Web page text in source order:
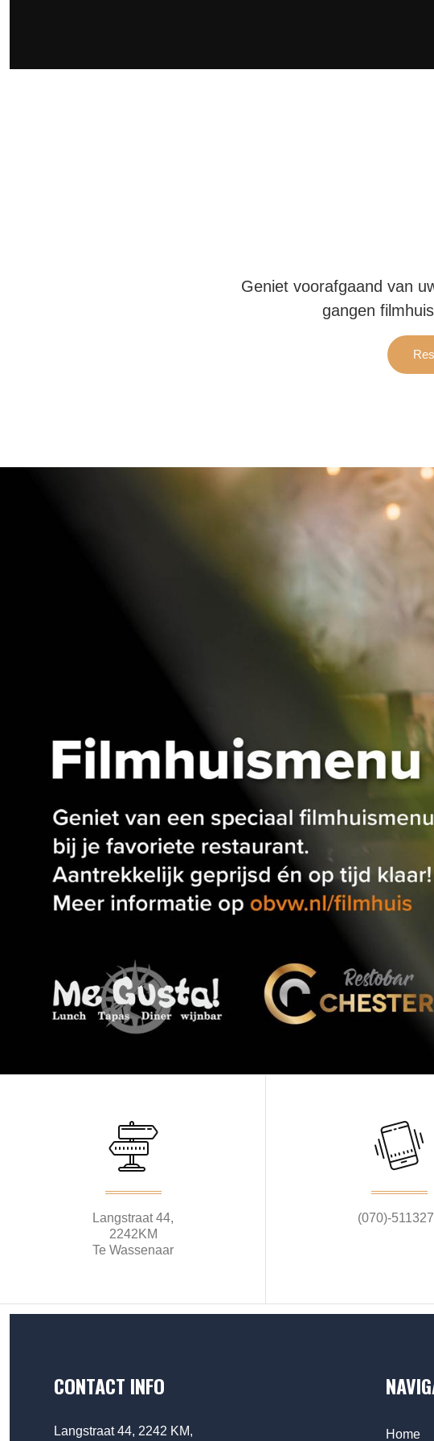
Geniet voorafgaand van
gangen
Langstraat 44,
2242KM
Te Wassenaar
(070)-
CONTACT INFO
Langstraat 44, 2242 KM,
Home